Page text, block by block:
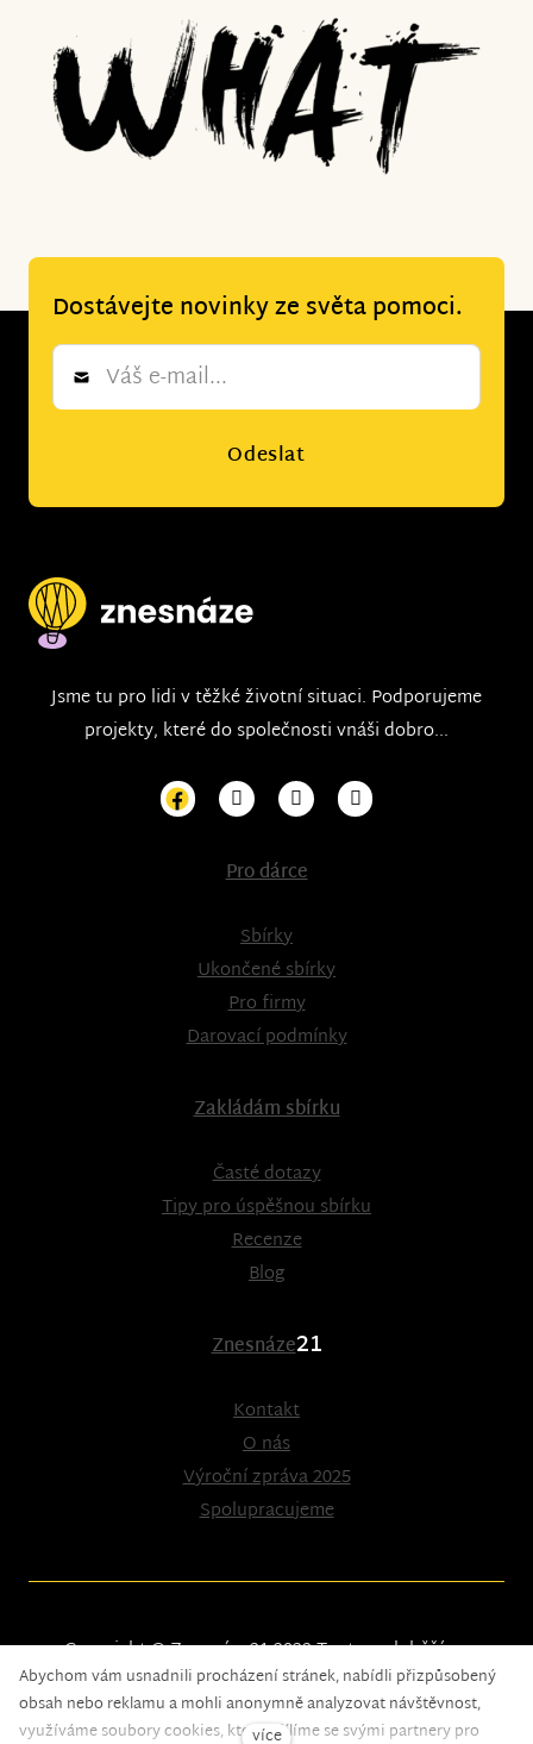
Dostávejte novinky ze světa pomoci.
Newsletter
Odeslat
Jsme tu pro lidi v těžké životní situaci. Podporujeme
projekty, které do společnosti vnáši dobro...
Pro dárce
Sbírky
Ukončené sbírky
Pro firmy
Darovací podmínky
Zakládám sbírku
Časté dotazy
Tipy pro úspěšnou sbírku
Recenze
Blog
Znesnáze21
Kontakt
O nás
Výroční zpráva 2025
Spolupracujeme
Copyright © Znesnáze21 2023Tento web běží na
solidpixels.
Abychom vám usnadnili procházení stránek, nabídli přizpůsobený
obsah nebo reklamu a mohli anonymně analyzovat návštěvnost,
využíváme soubory cookies, které sdílíme se svými partnery pro
více